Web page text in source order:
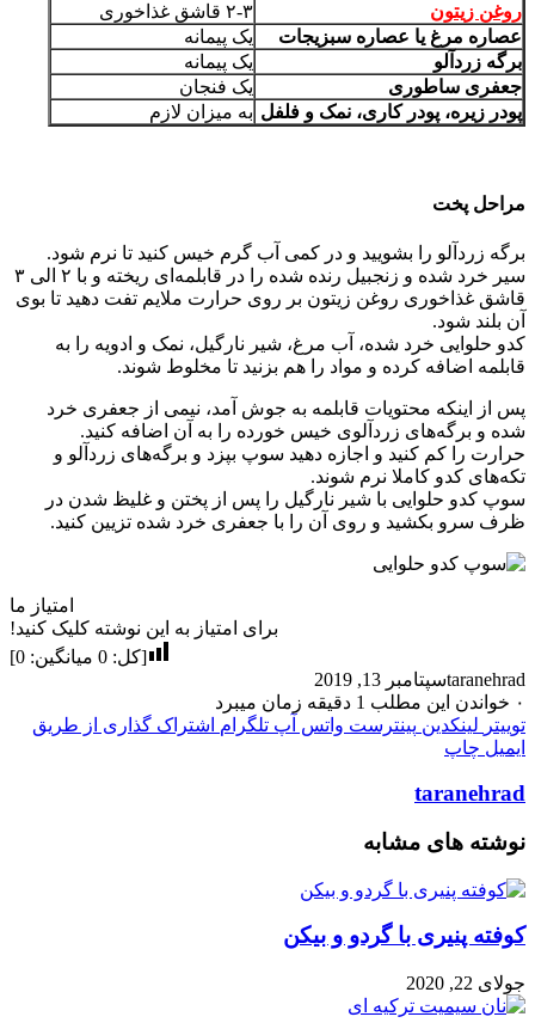
روغن زیتون
۲-۳ قاشق غذاخوری
عصاره مرغ یا عصاره سبزیجات
یک پیمانه
برگه زردآلو
یک پیمانه
جعفری ساطوری
یک فنجان
پودر زیره، پودر کاری، نمک و فلفل به میزان لازم
مراحل پخت
برگه زردآلو را بشویید و در کمی آب گرم خیس کنید تا نرم شود.
سیر خرد شده و زنجبیل رنده شده را در قابلمه‌ای ریخته و با ۲ الی ۳
قاشق غذاخوری روغن زیتون بر روی حرارت ملایم تفت دهید تا بوی
آن بلند شود.
کدو حلوایی خرد شده، آب مرغ، شیر نارگیل، نمک و ادویه را به
قابلمه اضافه کرده و مواد را هم بزنید تا مخلوط شوند.
پس از اینکه محتویات قابلمه به جوش آمد، نیمی از جعفری خرد
شده و برگه‌های زردآلوی خیس خورده را به آن اضافه کنید.
حرارت را کم کنید و اجازه دهید سوپ بپزد و برگه‌های زردآلو و
تکه‌های کدو کاملا نرم شوند.
سوپ کدو حلوایی با شیر نارگیل را پس از پختن و غلیظ شدن در
ظرف سرو بکشید و روی آن را با جعفری خرد شده تزیین کنید.
امتیاز ما
برای امتیاز به این نوشته کلیک کنید!
[کل: 0 میانگین: 0
]
taranehradسپتامبر 13, 2019
۰ خواندن این مطلب 1 دقیقه زمان میبرد
توییتر لینکدین پینترست واتس آپ تلگرام اشتراک گذاری از طریق
ایمیل چاپ
taranehrad
نوشته های مشابه
کوفته پنیری با گردو و بیکن
جولای 22, 2020